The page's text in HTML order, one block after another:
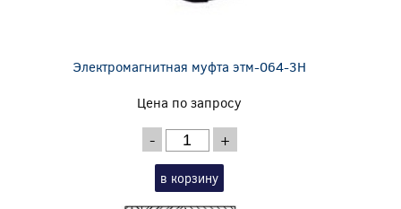
Электромагнитная муфта этм-064-3Н
Цена по запросу
- +
в корзину